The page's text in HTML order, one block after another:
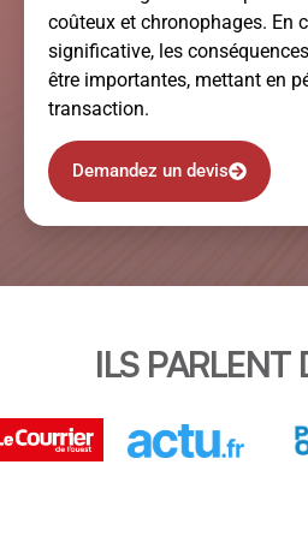
coûteux et chronophages. En
significative, les
être importantes, mettant en
transaction.
Demandez un devis
ILS PARLENT